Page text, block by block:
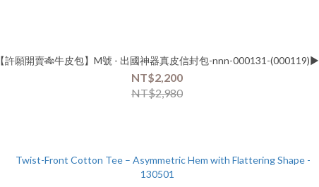
【許願開賣🎋牛皮包】M號 - 出國神器真皮信封包-nnn-000131-(000119)▶
NT$2,200
NT$2,980